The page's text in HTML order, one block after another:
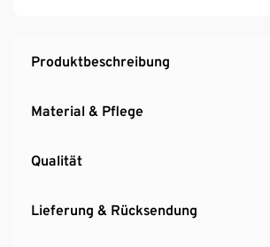
Produktbeschreibung
Material & Pflege
Qualität
Lieferung & Rücksendung